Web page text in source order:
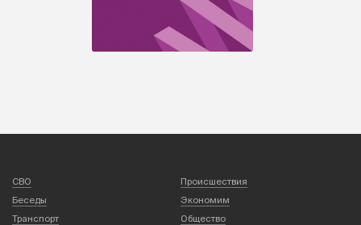
СВО
Происшествия
Беседы
Экономим
Транспорт
Общество